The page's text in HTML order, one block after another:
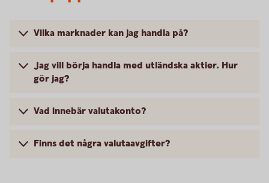
Vilka marknader kan jag handla på?
Jag vill börja handla med utländska aktier. Hur
gör jag?
Vad innebär valutakonto?
Finns det några valutaavgifter?